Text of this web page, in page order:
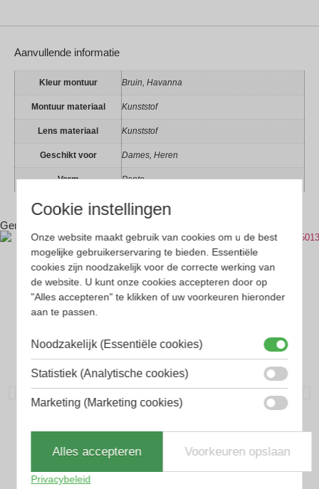
Aanvullende informatie
Kleur montuur Bruin, Havanna
Montuur materiaal Kunststof
Lens materiaal Kunststof
Geschikt voor Dames, Heren
Vorm Panto
Gerelateerde producten
Scotch and Soda
Scotch & Soda SS5013 402
Cookie instellingen
Onze website maakt gebruik van cookies om u de best
mogelijke gebruikerservaring te bieden. Essentiële
cookies zijn noodzakelijk voor de correcte werking van
de website. U kunt onze cookies accepteren door op
"Alles accepteren" te klikken of uw voorkeuren hieronder
aan te passen.
Noodzakelijk (Essentiële cookies)
Statistiek (Analytische cookies)
Marketing (Marketing cookies)
Alles accepteren Voorkeuren opslaan
Privacybeleid